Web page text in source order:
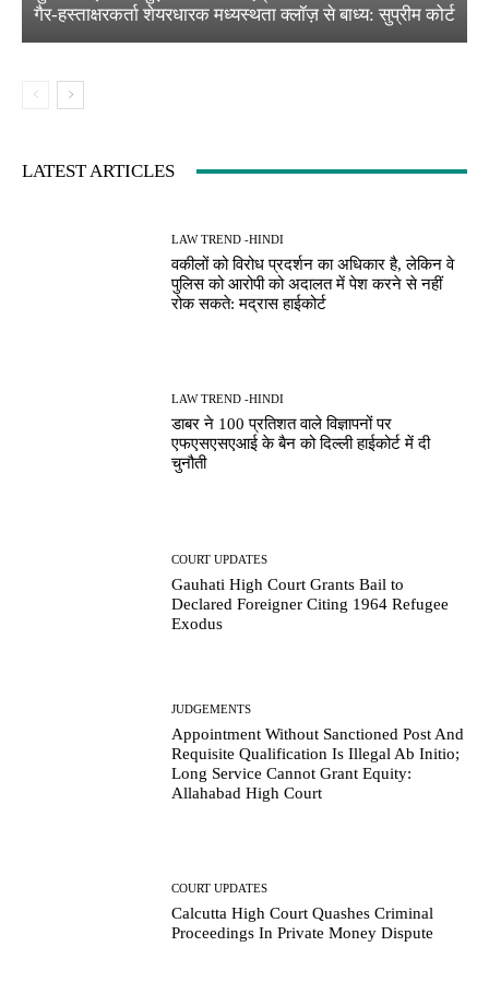
गैर-हस्ताक्षरकर्ता शेयरधारक मध्यस्थता क्लॉज़ से बाध्य: सुप्रीम कोर्ट
LATEST ARTICLES
LAW TREND -HINDI
वकीलों को विरोध प्रदर्शन का अधिकार है, लेकिन वे
पुलिस को आरोपी को अदालत में पेश करने से नहीं
रोक सकते: मद्रास हाईकोर्ट
LAW TREND -HINDI
डाबर ने 100 प्रतिशत वाले विज्ञापनों पर
एफएसएसएआई के बैन को दिल्ली हाईकोर्ट में दी
चुनौती
COURT UPDATES
Gauhati High Court Grants Bail to
Declared Foreigner Citing 1964 Refugee
Exodus
JUDGEMENTS
Appointment Without Sanctioned Post And
Requisite Qualification Is Illegal Ab Initio;
Long Service Cannot Grant Equity:
Allahabad High Court
COURT UPDATES
Calcutta High Court Quashes Criminal
Proceedings In Private Money Dispute